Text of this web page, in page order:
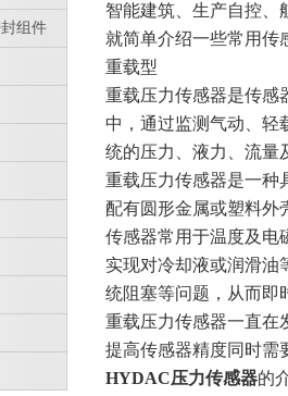
组件
智能建筑、生产自控、
就简单介绍一些常用传
重载型
重载压力传感器是传感
中，通过监测气动、轻
统的压力、液力、流量
重载压力传感器是一种
配有圆形金属或塑料外
传感器常用于温度及电
实现对冷却液或润滑油
统阻塞等问题，从而即
重载压力传感器一直在
提高传感器精度同时需
HYDAC压力传感器的